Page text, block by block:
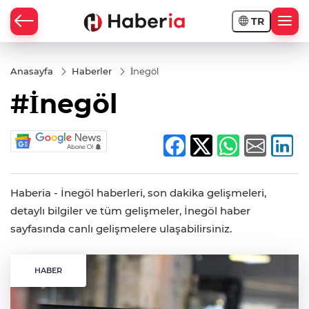
TR
Anasayfa Haberler İnegöl
#İnegöl
Haberia - İnegöl haberleri, son dakika gelişmeleri,
detaylı bilgiler ve tüm gelişmeler, İnegöl haber
sayfasında canlı gelişmelere ulaşabilirsiniz.
HABER